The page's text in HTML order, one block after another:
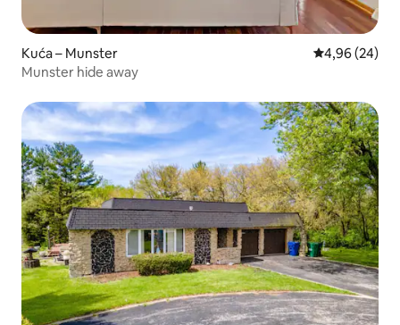
Kuća – Munster Prosječna
4,96 (24)
Munster hide away